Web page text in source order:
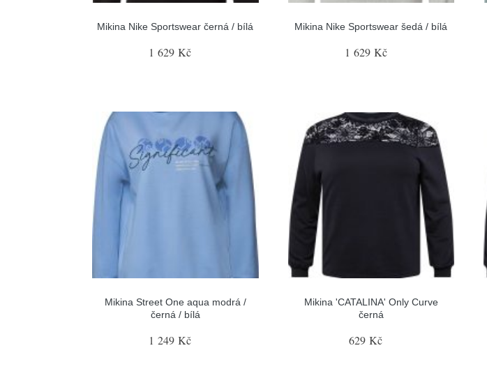
Mikina Nike Sportswear černá / bílá
1 629 Kč
Mikina Nike Sportswear šedá / bílá
1 629 Kč
Mikina Street One aqua modrá /
černá / bílá
1 249 Kč
Mikina 'CATALINA' Only Curve
černá
629 Kč